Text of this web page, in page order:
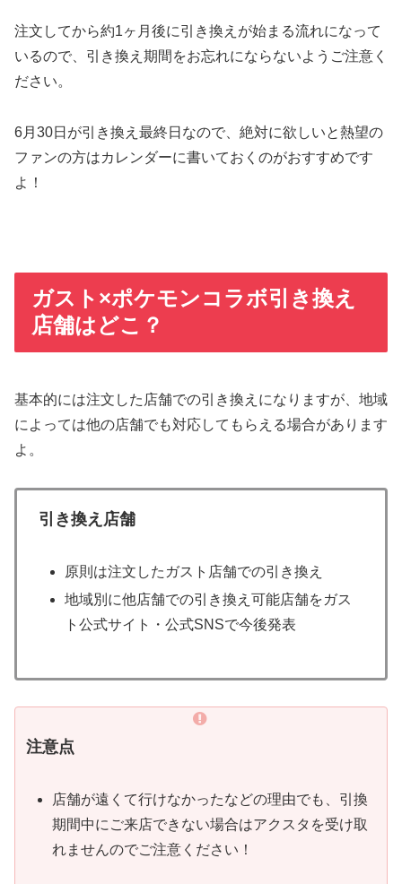
注文してから約1ヶ月後に引き換えが始まる流れになって
いるので、引き換え期間をお忘れにならないようご注意く
ださい。
6月30日が引き換え最終日なので、絶対に欲しいと熱望の
ファンの方はカレンダーに書いておくのがおすすめです
よ！
ガスト×ポケモンコラボ引き換え
店舗はどこ？
基本的には注文した店舗での引き換えになりますが、地域
によっては他の店舗でも対応してもらえる場合があります
よ。
引き換え店舗
原則は注文したガスト店舗での引き換え
地域別に他店舗での引き換え可能店舗をガス
ト公式サイト・公式SNSで今後発表
注意点
店舗が遠くて行けなかったなどの理由でも、引換
期間中にご来店できない場合はアクスタを受け取
れませんのでご注意ください！